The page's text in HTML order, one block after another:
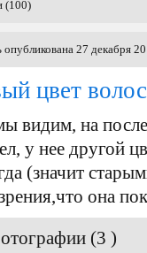
(100)
опубликована 27 декабря
цвет
видим, на
у нее другой
(значит
она
(3 )